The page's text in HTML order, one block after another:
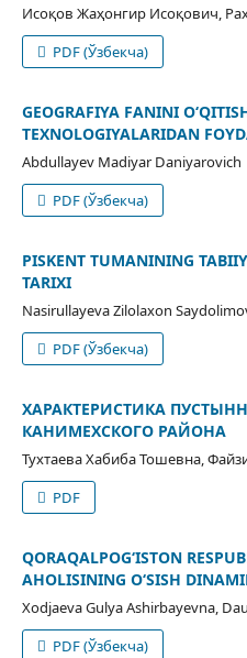
Исоқов Жаҳонгир Исоқович,
PDF (Ўзбекча)
GEOGRAFIYA FANINI
TEXNOLOGIYALARIDAN
Abdullayev Madiyar Daniyarovich
PDF (Ўзбекча)
PISKENT TUMANINING
TARIXI
Nasirullayeva Zilolaxon
PDF (Ўзбекча)
ХАРАКТЕРИСТИКА
КАНИМЕХСКОГО РАЙОНА
Тухтаева Хабиба Тошевна,
PDF
QORAQALPOG‘ISTON
AHOLISINING O‘SISH
Xodjaeva Gulya Ashirbayevna,
PDF (Ўзбекча)